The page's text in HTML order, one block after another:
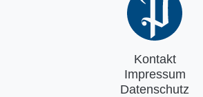
Kontakt
Impressum
Datenschutz